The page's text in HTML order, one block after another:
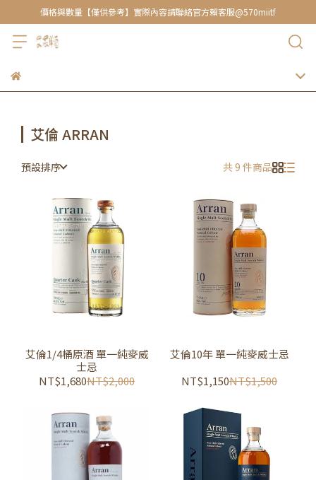
價格與數量【僅供參考】實際內容請聯絡官方賴客服@570miitf
艾倫 ARRAN
預設排序 共 9 件商品
艾倫1/4桶原酒 單一純麥威
士忌
NT$1,680NT$2,000
艾倫10年 單一純麥威士忌
NT$1,150NT$1,500